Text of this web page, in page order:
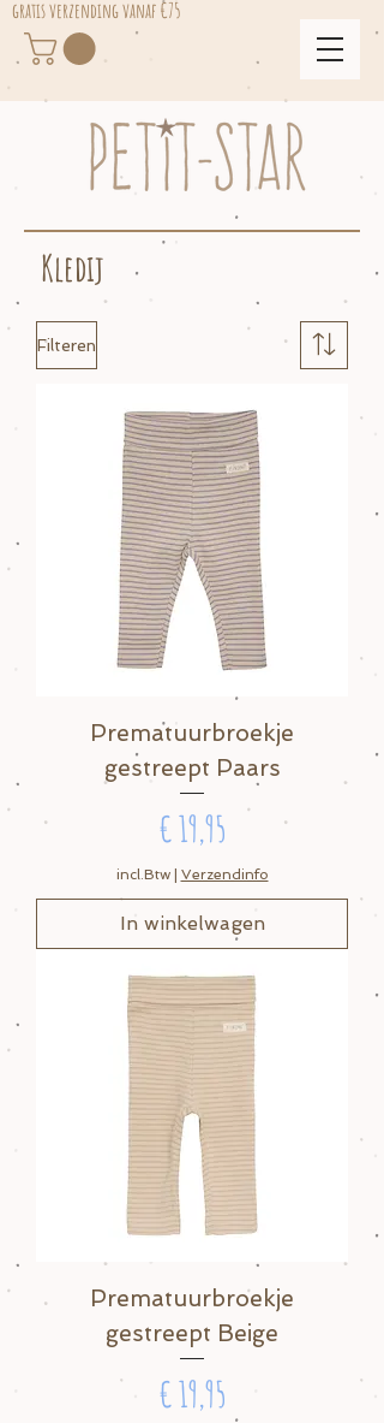
gratis verzending vanaf €75
Kledij
Filteren
Prematuurbroekje
gestreept Paars
Prijs
€ 19,95
incl.Btw | Verzendinfo
In winkelwagen
Prematuurbroekje
gestreept Beige
Prijs
€ 19,95